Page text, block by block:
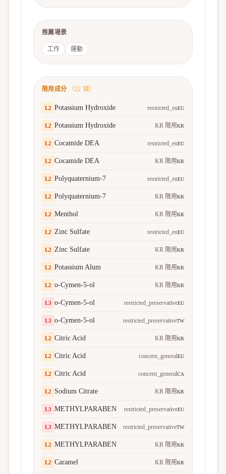
推薦場景
工作 運動
限用成分 （22 項）
L2 Potassium Hydroxide restricted_euEU
L2 Potassium Hydroxide KR 限用KR
L2 Cocamide DEA restricted_euEU
L2 Cocamide DEA KR 限用KR
L2 Polyquaternium-7 restricted_euEU
L2 Polyquaternium-7 KR 限用KR
L2 Menthol KR 限用KR
L2 Zinc Sulfate restricted_euEU
L2 Zinc Sulfate KR 限用KR
L2 Potassium Alum KR 限用KR
L2 o-Cymen-5-ol KR 限用KR
L3 o-Cymen-5-ol restricted_preservativeEU
L3 o-Cymen-5-ol restricted_preservativeTW
L2 Citric Acid KR 限用KR
L2 Citric Acid concern_generalEU
L2 Citric Acid concern_generalCA
L2 Sodium Citrate KR 限用KR
L3 METHYLPARABEN restricted_preservativeEU
L3 METHYLPARABEN restricted_preservativeTW
L2 METHYLPARABEN KR 限用KR
L2 Caramel KR 限用KR